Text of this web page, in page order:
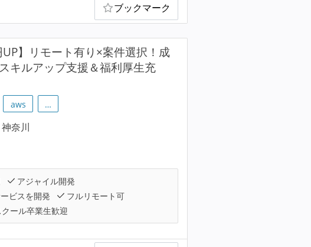
ブックマーク
】リモート有り×案件選択！成
キルアップ支援＆福利厚生充
aws …
神奈川
アジャイル開発
ビスを開発
フルリモート可
ール卒業生歓迎